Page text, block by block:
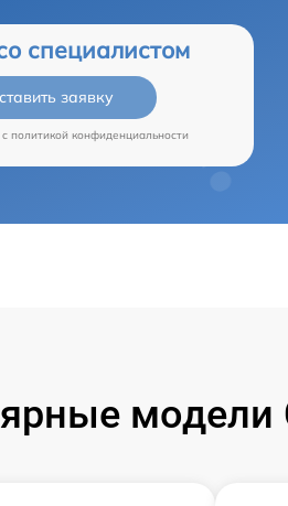
специалистом
заявку
c политикой конфиденциальности
модели